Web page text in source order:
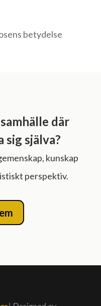
betydelse
där
sig själva?
kunskap
perspektiv.